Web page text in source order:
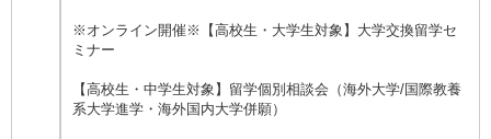
※オンライン開催※【高校生・大学生対象】大学交換留学セ
ミナー
【高校生・中学生対象】留学個別相談会（海外大学/国際教養
系大学進学・海外国内大学併願）